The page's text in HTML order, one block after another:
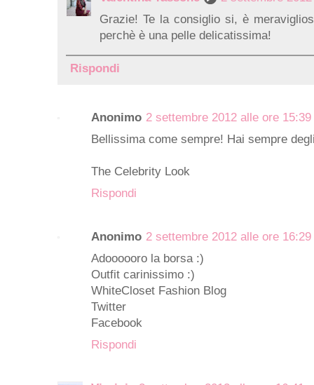
Grazie! Te la consiglio si, è
perchè è una pelle delicatissima!
Rispondi
Anonimo 2 settembre 2012 alle ore 15:39
Bellissima come sempre! Hai sempre
The Celebrity Look
Rispondi
Anonimo 2 settembre 2012 alle ore 16:29
Adoooooro la borsa :)
Outfit carinissimo :)
WhiteCloset Fashion Blog
Twitter
Facebook
Rispondi